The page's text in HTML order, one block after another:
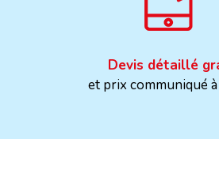
Devis détaillé
et prix communiqué